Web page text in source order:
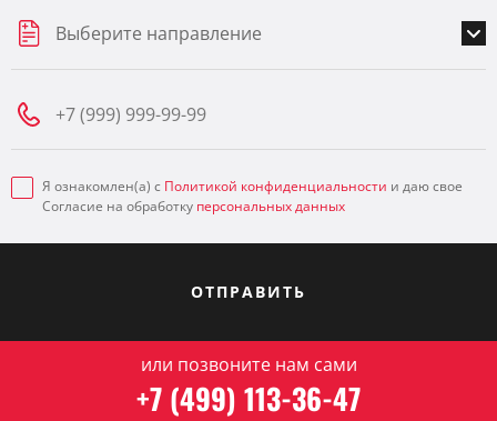
Выберите направление
Я ознакомлен(а) с Политикой конфиденциальности и даю свое
Согласие на обработку персональных данных
ОТПРАВИТЬ
или позвоните нам сами
+7 (499) 113-36-47